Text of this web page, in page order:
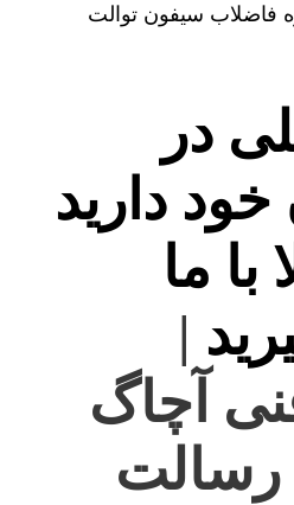
فاضلاب سیفون توالت
در
دارید
با ما
|
آچاگ
رسالت